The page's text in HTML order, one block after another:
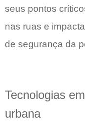
seus pontos
nas ruas e
de segurança da
Tecnologias
urbana